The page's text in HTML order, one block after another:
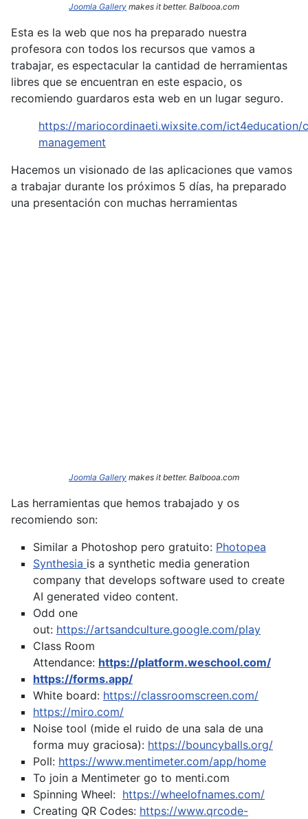
Joomla Gallery makes it better. Balbooa.com
Esta es la web que nos ha preparado nuestra
profesora con todos los recursos que vamos a
trabajar, es espectacular la cantidad de herramientas
libres que se encuentran en este espacio, os
recomiendo guardaros esta web en un lugar seguro.
https://mariocordinaeti.wixsite.com/ict4education/
management
Hacemos un visionado de las aplicaciones que vamos
a trabajar durante los próximos 5 días, ha preparado
una presentación con muchas herramientas
Joomla Gallery makes it better. Balbooa.com
Las herramientas que hemos trabajado y os
recomiendo son:
Similar a Photoshop pero gratuito: Photopea
Synthesia is a synthetic media generation
company that develops software used to create
AI generated video content.
Odd one
out: https://artsandculture.google.com/play
Class Room
Attendance: https://platform.weschool.com/
https://forms.app/
White board: https://classroomscreen.com/
https://miro.com/
Noise tool (mide el ruido de una sala de una
forma muy graciosa): https://bouncyballs.org/
Poll: https://www.mentimeter.com/app/home
To join a Mentimeter go to menti.com
Spinning Wheel: https://wheelofnames.com/
Creating QR Codes: https://www.qrcode-